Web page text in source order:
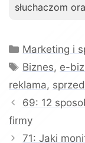
słuchaczom
Kategorie
Marketing i
Tagi
Biznes, e-
reklama,
69: 12
firmy
71: Jaki